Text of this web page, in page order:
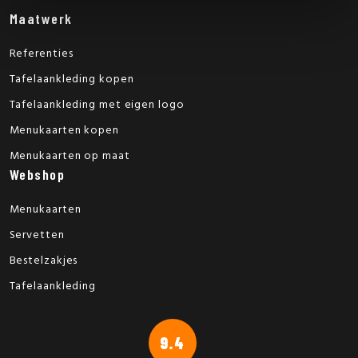
Maatwerk
Referenties
Tafelaankleding kopen
Tafelaankleding met eigen logo
Menukaarten kopen
Menukaarten op maat
Webshop
Menukaarten
Servetten
Bestelzakjes
Tafelaankleding
9.4